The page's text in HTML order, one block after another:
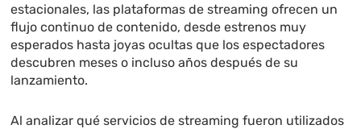
estacionales, las plataformas de streaming ofrecen un
flujo continuo de contenido, desde estrenos muy
esperados hasta joyas ocultas que los espectadores
descubren meses o incluso años después de su
lanzamiento.
Al analizar qué servicios de streaming fueron utilizados